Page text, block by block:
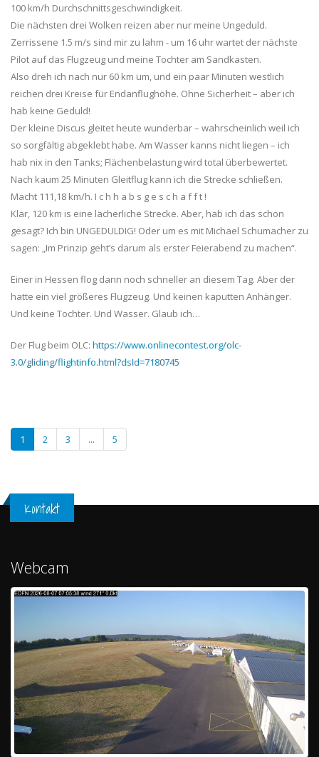
100 km/h Durchschnittsgeschwindigkeit.
Die nächsten drei Wolken reizen aber nur meine Ungeduld.
Zerrissene 1.5 m/s sind mir zu lahm - um 16 uhr wartet der nächste
Pilot auf das Flugzeug und meine Tochter am Sandkasten.
Also dreh ich nach nur 60 km um, und ein paar Minuten westlich
reichen drei Kreise für Endanflughöhe. Ohne Sicherheit – aber ich
hab keine Geduld!
Der kleine Discus gleitet heute wunderbar – wahrscheinlich weil ich
so sorgfältig abgeklebt habe. Am Wasser kanns nicht liegen – ich
hab nix in den Tanks; Flächenbelastung wird total überbewertet.
Nach kaum 25 Minuten Gleitflug kann ich die Strecke schließen.
Macht 111,18 km/h. I c h h a b s g e s c h a f f t !
Klar, 120 km is eine lächerliche Strecke. Aber, hab ich das schon
gesagt? Ich bin UNGEDULDIG! Oder um es mit Michael Schumacher zu
sagen: „Im Prinzip geht’s darum als erster Feierabend zu machen“.
Einer in Hessen flog dann noch schneller an diesem Tag. Aber der
hatte ein viel größeres Flugzeug. Und keinen kaputten Anhänger.
Und keine Tochter. Und Wasser. Glaub ich…
Der Flug beim OLC: https://www.onlinecontest.org/olc-
3.0/gliding/flightinfo.html?dsId=7180745
1 2 3 ... 5
Kontakt
Webcam